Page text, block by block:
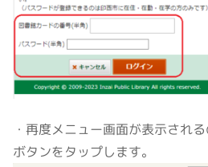
・再度メニュー画面が表示され
ボタンをタップします。